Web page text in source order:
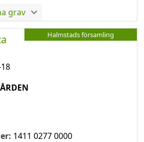
grav
Halmstads församling
1411 0277 0000